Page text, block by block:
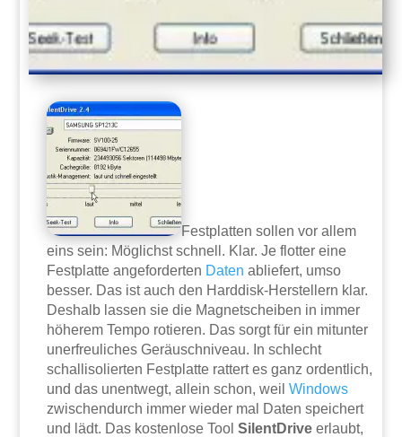
Festplatten sollen vor allem
eins sein: Möglichst schnell. Klar. Je flotter eine
Festplatte angeforderten Daten abliefert, umso
besser. Das ist auch den Harddisk-Herstellern klar.
Deshalb lassen sie die Magnetscheiben in immer
höherem Tempo rotieren. Das sorgt für ein mitunter
unerfreuliches Geräuschniveau. In schlecht
schallisolierten Festplatte rattert es ganz ordentlich,
und das unentwegt, allein schon, weilWindows
zwischendurch immer wieder mal Daten speichert
und lädt. Das kostenlose ToolSilentDriveerlaubt,